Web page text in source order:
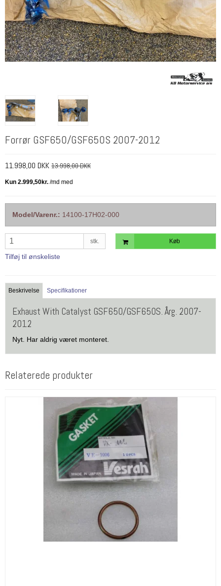
Forrør GSF650/GSF650S 2007-2012
11.998,00 DKK 13.998,00 DKK
Model/Varenr.: 14100-17H02-000
stk. Køb
Tilføj til ønskeliste
Beskrivelse Specifikationer
Exhaust With Catalyst GSF650/GSF650S. Årg. 2007-
2012
Nyt. Har aldrig været monteret.
Relaterede produkter